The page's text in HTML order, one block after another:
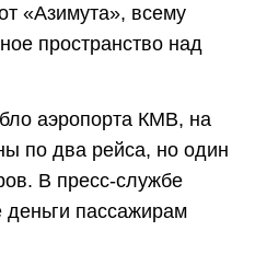
«Азимута», всему
пространство над
аэропорта КМВ, на
по два рейса, но один
В пресс-службе
деньги пассажирам